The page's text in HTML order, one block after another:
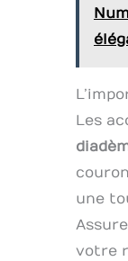
Les
une
votre